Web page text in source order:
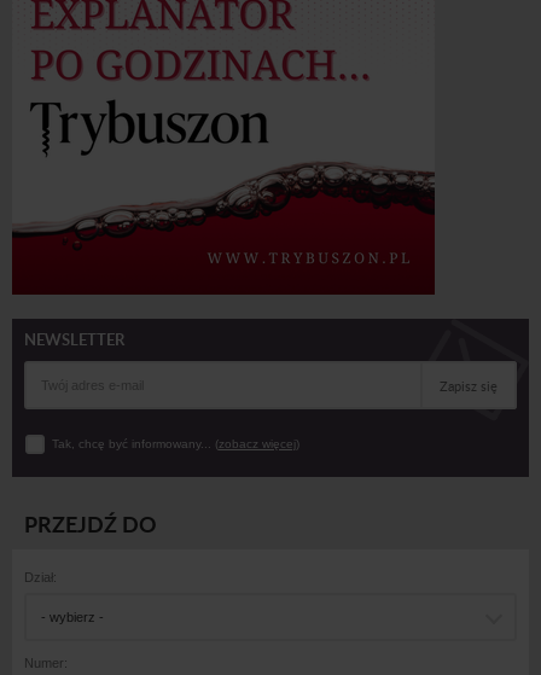
NEWSLETTER
Zapisz się
Tak, chcę być informowany... (zobacz więcej)
PRZEJDŹ DO
Dział:
- wybierz -
Numer: